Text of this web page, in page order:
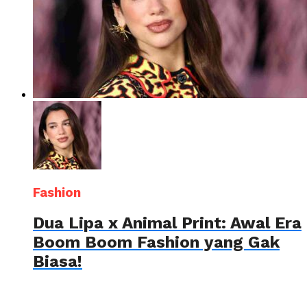
Fashion
Dua Lipa x Animal Print: Awal Era
Boom Boom Fashion yang Gak
Biasa!